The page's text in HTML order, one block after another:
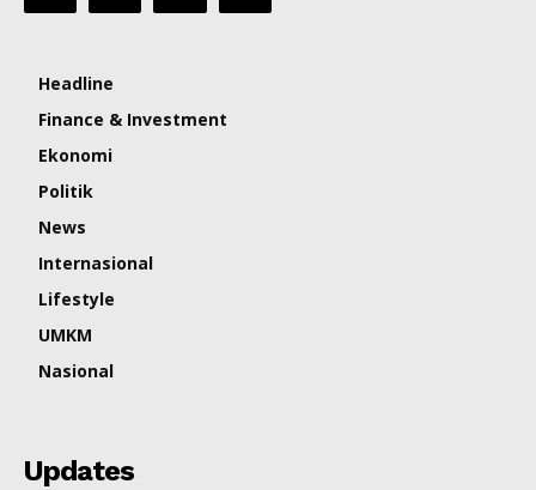
Headline
Finance & Investment
Ekonomi
Politik
News
Internasional
Lifestyle
UMKM
Nasional
Updates